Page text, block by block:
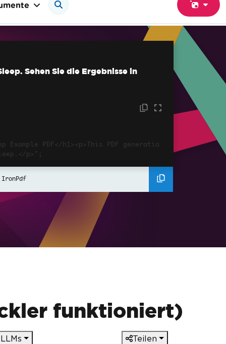
Sehen Sie die Ergebnisse in
PDF</h1><p>This PDF generatio
p>";
milliseconds (2 seconds)
funktioniert)
Teilen